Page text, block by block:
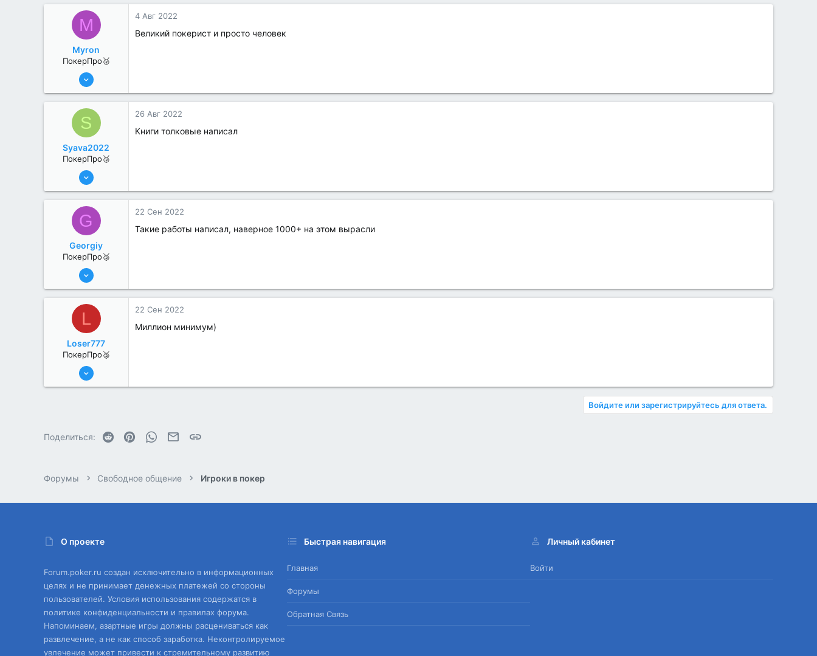
1
M
Myron
ПокерПро🥈
8 Июн 2022
3
4 Авг 2022
Великий покерист и просто человек
S
Syava2022
ПокерПро🥉
17 Авг 2022
2
26 Авг 2022
Книги толковые написал
G
Georgiy
ПокерПро🥈
13 Июн 2022
1
22 Сен 2022
Такие работы написал, наверное 1000+ на этом вырасли
L
Loser777
ПокерПро🥈
13 Июн 2022
22 Сен 2022
Миллион минимум)
Войдите или зарегистрируйтесь для ответа.
Поделиться: Reddit PinterestWhatsAppЭлектронная почта
Форумы Свободное общение Игроки в покер
О проекте
Forum.poker.ru создан исключительно в информационных
целях и не принимает денежных платежей со стороны
пользователей. Условия использования содержатся в
политике конфиденциальности и правилах форума.
Напоминаем, азартные игры должны расцениваться как
развлечение, а не как способ заработка. Неконтролируемое
увлечение может привести к стремительному развитию
Быстрая навигация
Главная
Форумы
Обратная Связь
Личный кабинет
Войти